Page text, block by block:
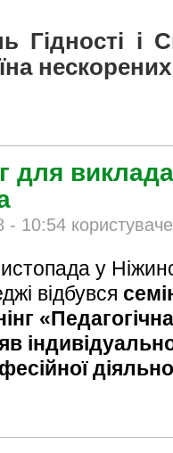
Гідності і
для
10:54
у
відбувся